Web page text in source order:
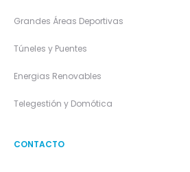
Grandes Áreas Deportivas
Túneles y Puentes
Energias Renovables
Telegestión y Domótica
CONTACTO